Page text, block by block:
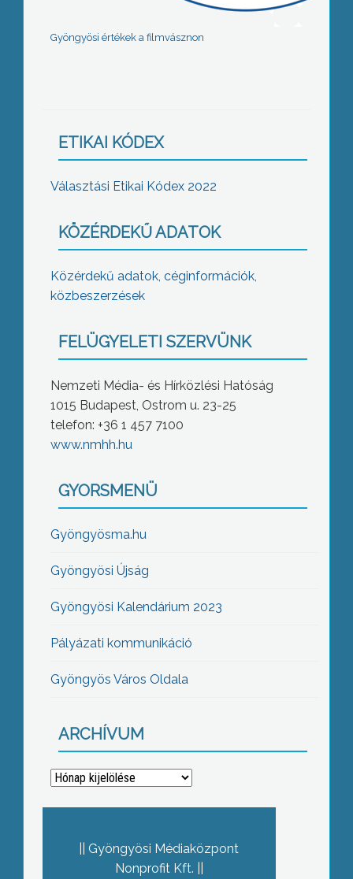
Gyöngyösi értékek a filmvásznon
ETIKAI KÓDEX
Választási Etikai Kódex 2022
KÖZÉRDEKŰ ADATOK
Közérdekű adatok, céginformációk,
közbeszerzések
FELÜGYELETI SZERVÜNK
Nemzeti Média- és Hírközlési Hatóság
1015 Budapest, Ostrom u. 23-25
telefon: +36 1 457 7100
www.nmhh.hu
GYORSMENÜ
Gyöngyösma.hu
Gyöngyösi Újság
Gyöngyösi Kalendárium 2023
Pályázati kommunikáció
Gyöngyös Város Oldala
ARCHÍVUM
Archívum
Gyöngyösi Médiaközpont
Nonprofit Kft.